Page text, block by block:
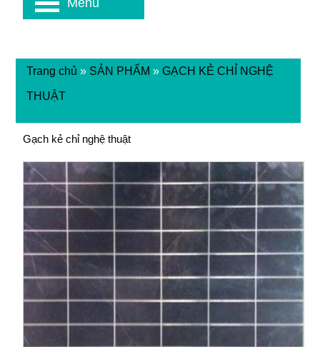
Gạch kẻ chỉ nghệ thuật
Trang chủ » SẢN PHẨM » GẠCH KẺ CHỈ NGHỆ
THUẬT
Menu